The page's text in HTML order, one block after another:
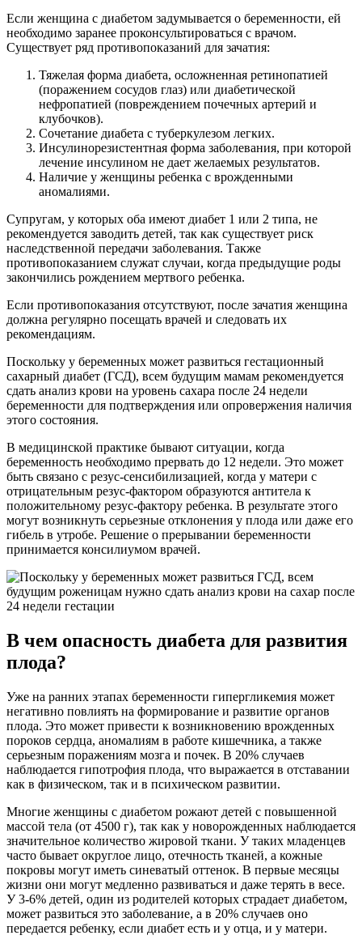
Если женщина с диабетом задумывается о беременности, ей
необходимо заранее проконсультироваться с врачом.
Существует ряд противопоказаний для зачатия:
Тяжелая форма диабета, осложненная ретинопатией
(поражением сосудов глаз) или диабетической
нефропатией (повреждением почечных артерий и
клубочков).
Сочетание диабета с туберкулезом легких.
Инсулинорезистентная форма заболевания, при которой
лечение инсулином не дает желаемых результатов.
Наличие у женщины ребенка с врожденными
аномалиями.
Супругам, у которых оба имеют диабет 1 или 2 типа, не
рекомендуется заводить детей, так как существует риск
наследственной передачи заболевания. Также
противопоказанием служат случаи, когда предыдущие роды
закончились рождением мертвого ребенка.
Если противопоказания отсутствуют, после зачатия женщина
должна регулярно посещать врачей и следовать их
рекомендациям.
Поскольку у беременных может развиться гестационный
сахарный диабет (ГСД), всем будущим мамам рекомендуется
сдать анализ крови на уровень сахара после 24 недели
беременности для подтверждения или опровержения наличия
этого состояния.
В медицинской практике бывают ситуации, когда
беременность необходимо прервать до 12 недели. Это может
быть связано с резус-сенсибилизацией, когда у матери с
отрицательным резус-фактором образуются антитела к
положительному резус-фактору ребенка. В результате этого
могут возникнуть серьезные отклонения у плода или даже его
гибель в утробе. Решение о прерывании беременности
принимается консилиумом врачей.
В чем опасность диабета для развития
плода?
Уже на ранних этапах беременности гипергликемия может
негативно повлиять на формирование и развитие органов
плода. Это может привести к возникновению врожденных
пороков сердца, аномалиям в работе кишечника, а также
серьезным поражениям мозга и почек. В 20% случаев
наблюдается гипотрофия плода, что выражается в отставании
как в физическом, так и в психическом развитии.
Многие женщины с диабетом рожают детей с повышенной
массой тела (от 4500 г), так как у новорожденных наблюдается
значительное количество жировой ткани. У таких младенцев
часто бывает округлое лицо, отечность тканей, а кожные
покровы могут иметь синеватый оттенок. В первые месяцы
жизни они могут медленно развиваться и даже терять в весе.
У 3-6% детей, один из родителей которых страдает диабетом,
может развиться это заболевание, а в 20% случаев оно
передается ребенку, если диабет есть и у отца, и у матери.